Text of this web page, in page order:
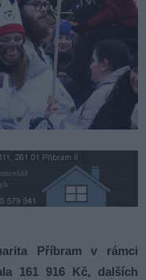
Příbram v rámci
161 916 Kč, dalších